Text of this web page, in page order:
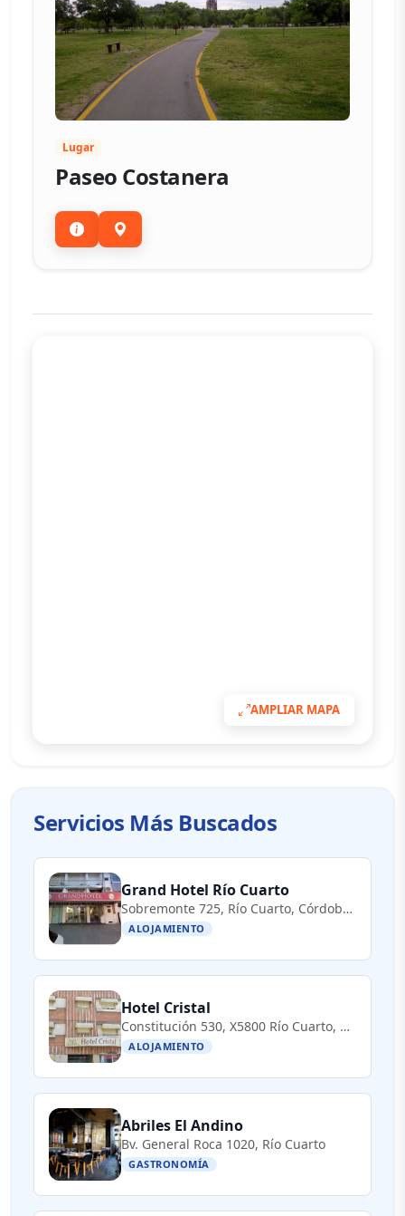
Lugar
Paseo Costanera
AMPLIAR MAPA
Servicios Más Buscados
Grand Hotel Río Cuarto
Sobremonte 725, Río Cuarto, Córdoba, Argentina
ALOJAMIENTO
Hotel Cristal
Constitución 530, X5800 Río Cuarto, Córdoba, Argentina
ALOJAMIENTO
Abriles El Andino
Bv. General Roca 1020, Río Cuarto
GASTRONOMÍA